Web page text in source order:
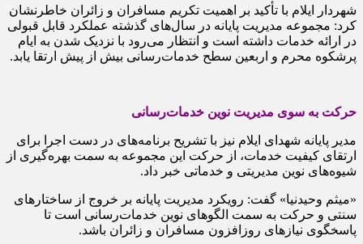
شهردار ایلام با تأکید بر اهمیت تکریم مسافران و زائران خاطرنشان
کرد: مجموعه مدیریت پایانه در سال‌های گذشته عملکرد قابل قبولی
در ارائه خدمات داشته است و انتظار می‌رود با نزدیک شدن به ایام
پرشکوه محرم و اربعین سطح خدمات‌رسانی بیش از پیش ارتقا یابد.
حرکت به سوی مدیریت نوین خدمات‌رسانی
مدیر پایانه شهدای ایلام نیز با تشریح برنامه‌های در دست اجرا برای
ارتقای کیفیت خدمات، از حرکت این مجموعه به سمت بهره‌گیری از
شیوه‌های نوین مدیریتی و خدماتی خبر داد.
«میثم وحیدنیا» گفت: رویکرد مدیریت پایانه بر خروج از ساختارهای
سنتی و حرکت به سمت الگوهای نوین خدمات‌رسانی است تا
پاسخگوی نیازهای روزافزون مسافران و زائران باشد.